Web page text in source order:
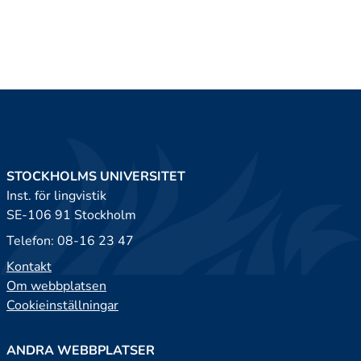
STOCKHOLMS UNIVERSITET
Inst. för lingvistik
SE-106 91 Stockholm
Telefon: 08-16 23 47
Kontakt
Om webbplatsen
Cookieinställningar
ANDRA WEBBPLATSER